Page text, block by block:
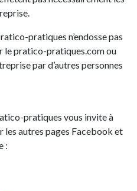
pratiques n’endosse pas
le pratico-pratiques.com ou
par d’autres personnes
pratiques vous invite à
les autres pages Facebook et
: